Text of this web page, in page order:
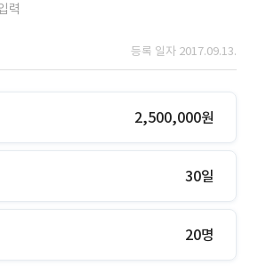
력
등록 일자 2017.09.13.
2,500,000원
30일
20명